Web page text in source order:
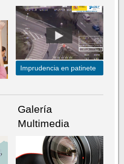
Imprudencia en patinete
Galería
Multimedia